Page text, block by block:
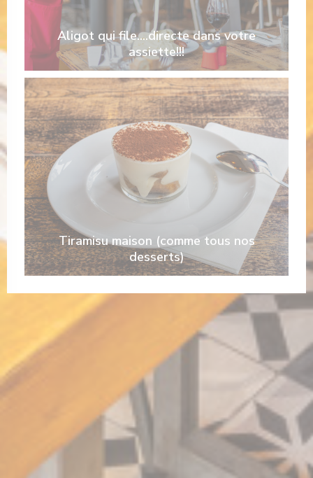
Aligot qui file....directe dans votre
assiette!!!
Tiramisu maison (comme tous nos
desserts)